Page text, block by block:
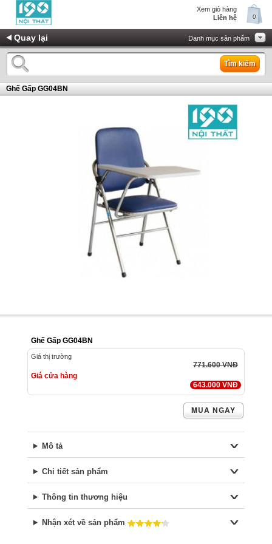
Xem giỏ hàng
Liên hệ
0
Quay lại Danh mục sản phẩm
Tìm kiếm
Ghế Gấp GG04BN
Ghế Gấp GG04BN
Giá thị trường
771.600 VNĐ
Giá cửa hàng
643.000 VNĐ
MUA NGAY
Mô tả
Chi tiết sản phẩm
Thông tin thương hiệu
Nhận xét về sản phẩm